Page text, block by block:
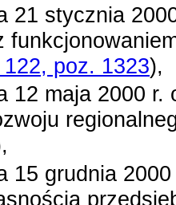
21 stycznia
122, poz. 1323),
12 maja 2000 r.
,
15 grudnia